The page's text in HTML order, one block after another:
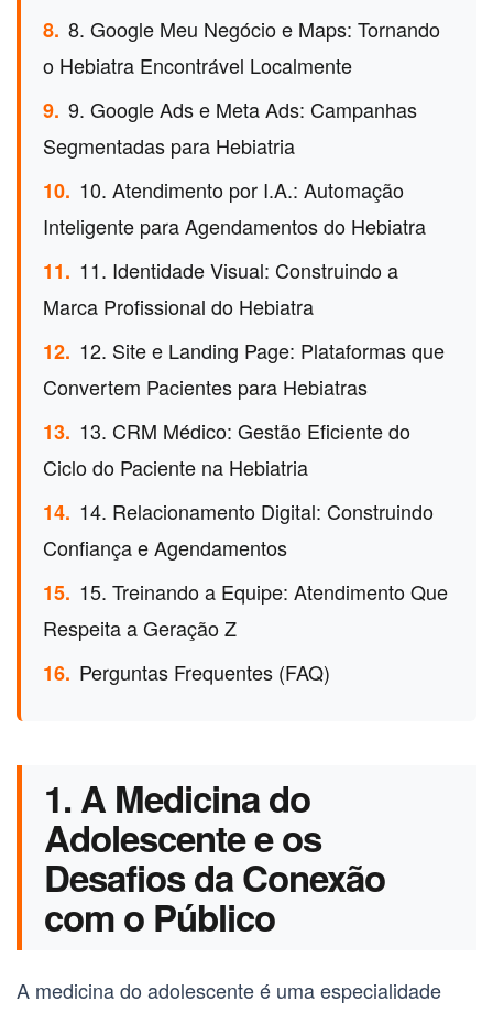
8. 8. Google Meu Negócio e Maps: Tornando
o Hebiatra Encontrável Localmente
9. 9. Google Ads e Meta Ads: Campanhas
Segmentadas para Hebiatria
10. 10. Atendimento por I.A.: Automação
Inteligente para Agendamentos do Hebiatra
11. 11. Identidade Visual: Construindo a
Marca Profissional do Hebiatra
12. 12. Site e Landing Page: Plataformas que
Convertem Pacientes para Hebiatras
13. 13. CRM Médico: Gestão Eficiente do
Ciclo do Paciente na Hebiatria
14. 14. Relacionamento Digital: Construindo
Confiança e Agendamentos
15. 15. Treinando a Equipe: Atendimento Que
Respeita a Geração Z
16. Perguntas Frequentes (FAQ)
1. A Medicina do
Adolescente e os
Desafios da Conexão
com o Público
A medicina do adolescente é uma especialidade